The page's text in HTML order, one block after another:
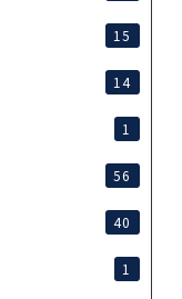
15
14
1
56
40
1